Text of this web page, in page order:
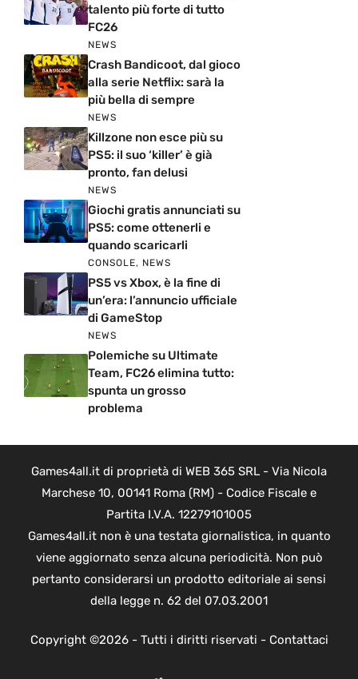
talento più forte di tutto
FC26
NEWS
Crash Bandicoot, dal gioco
alla serie Netflix: sarà la
più bella di sempre
NEWS
Killzone non esce più su
PS5: il suo ‘killer’ è già
pronto, fan delusi
NEWS
Giochi gratis annunciati su
PS5: come ottenerli e
quando scaricarli
CONSOLE, NEWS
PS5 vs Xbox, è la fine di
un’era: l’annuncio ufficiale
di GameStop
NEWS
Polemiche su Ultimate
Team, FC26 elimina tutto:
spunta un grosso
problema
Games4all.it di proprietà di WEB 365 SRL - Via Nicola
Marchese 10, 00141 Roma (RM) - Codice Fiscale e
Partita I.V.A. 12279101005
Games4all.it non è una testata giornalistica, in quanto
viene aggiornato senza alcuna periodicità. Non può
pertanto considerarsi un prodotto editoriale ai sensi
della legge n. 62 del 07.03.2001
Copyright ©2026 - Tutti i diritti riservati - Contattaci